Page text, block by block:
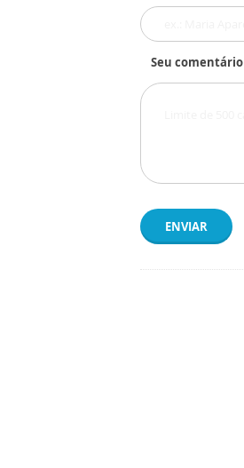
Seu comentário
ENVIAR